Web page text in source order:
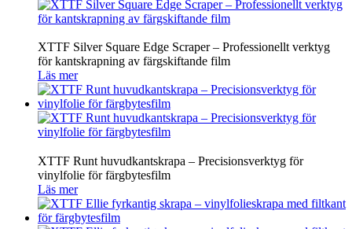
XTTF Silver Square Edge Scraper – Professionellt verktyg
för kantskrapning av färgskiftande film
Läs mer
XTTF Runt huvudkantskrapa – Precisionsverktyg för
vinylfolie för färgbytesfilm
Läs mer